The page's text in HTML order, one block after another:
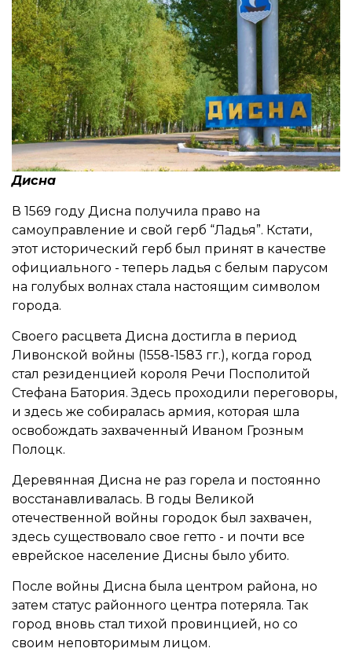
Дисна
В 1569 году Дисна получила право на
самоуправление и свой герб “Ладья”. Кстати,
этот исторический герб был принят в качестве
официального - теперь ладья с белым парусом
на голубых волнах стала настоящим символом
города.
Своего расцвета Дисна достигла в период
Ливонской войны (1558-1583 гг.), когда город
стал резиденцией короля Речи Посполитой
Стефана Батория. Здесь проходили переговоры,
и здесь же собиралась армия, которая шла
освобождать захваченный Иваном Грозным
Полоцк.
Деревянная Дисна не раз горела и постоянно
восстанавливалась. В годы Великой
отечественной войны городок был захвачен,
здесь существовало свое гетто - и почти все
еврейское население Дисны было убито.
После войны Дисна была центром района, но
затем статус районного центра потеряла. Так
город вновь стал тихой провинцией, но со
своим неповторимым лицом.